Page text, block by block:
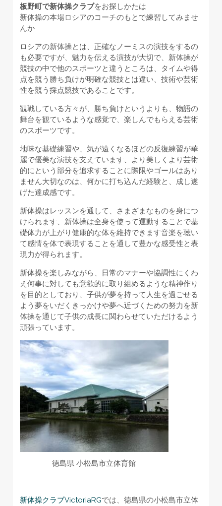
板野町で新体操クラブをお探しかたは
新体操の本場ロシアのコーチのもとで練習してみませ
んか
ロシアの新体操とは、正確なノーミスの演技をするの
も必要ですが、魅力を伝える演技が大切で、新体操が
競技の中で他のスポーツと違うところは、タイムや得
点を競う勝ち負けが明確な競技とは違い、技術や芸術
性を競う採点競技であることです。
観戦している方々が、勝ち負けというよりも、物語の
舞台を観ているような感覚で、楽しんでもらえる芸術
のスポーツです。
地味な基礎練習や、気が遠くなるほどの反復練習が華
麗で優美な演技を支えています、より美しくより芸術
的にという部分を追求することに際限やゴールはあり
ません大切なのは、何かに打ち込んだ経験と、成し遂
げた達成感です。
新体操はレッスンを通して、さまざまなものを身につ
けられます、新体操は全身を使って運動することで基
礎体力が上がり健康的な体を維持できます音楽を聴い
て感情を体で表現することを通して豊かな感受性と表
現力が得られます。
新体操を楽しみながら、日常のマナーや協調性にくわ
え何事に対しても意欲的に取り組めるような精神作り
を目的としており、子供が夢を持って人生を過ごせる
よう夢をいだくきっかけや夢へ近づくための努力を新
体操を通じて子供の成長に関わらせていただけるよう
頑張っています。
徳島県 小松島市立体育館
新体操クラブVictoriaRGでは、徳島県の小松島市立体